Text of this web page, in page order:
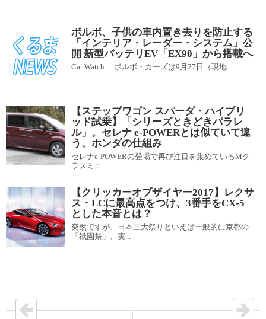
ボルボ、子供の車内置き去りを防止する
「インテリア・レーダー・システム」公
開 新型バッテリEV「EX90」から搭載へ
Car Watch ボルボ・カーズは9月27日（現地...
【ステップワゴン スパーダ・ハイブリ
ッド試乗】「シリーズときどきパラレ
ル」。セレナ e-POWERとは似ていて違
う、ホンダの仕組み
セレナe-POWERの登場で再び注目を集めているMク
ラスミニ...
【クリッカーオブザイヤー2017】レクサ
ス・LCに最高点をつけ、3番手をCX-5
とした本音とは？
突然ですが、日本三大祭りといえば一般的に京都の
「祇園祭」、実...